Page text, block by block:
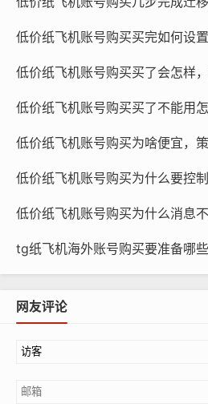
选择活跃的纸飞机账号,可以确保
纸飞机账号购买, 在线购买tg账
账号价格：低价纸飞机账号并不
号时，要关注账号的性价比,确保
低价纸飞机账号购买买完如何设
低价纸飞机账号购买买了会怎样
低价纸飞机账号购买为啥便宜，
网友评论